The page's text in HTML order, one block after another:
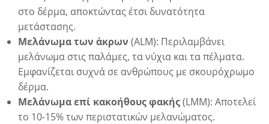
στο δέρμα, αποκτώντας έτσι δυνατότητα
μετάστασης.
Μελάνωμα των άκρων (ALM): Περιλαμβάνει
μελάνωμα στις παλάμες, τα νύχια και τα πέλματα.
Εμφανίζεται συχνά σε ανθρώπους με σκουρόχρωμο
δέρμα.
Μελάνωμα επί κακοήθους φακής(LMM): Αποτελεί
το 10-15% των περιστατικών μελανώματος.